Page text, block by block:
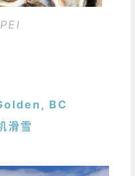
BC
滑雪